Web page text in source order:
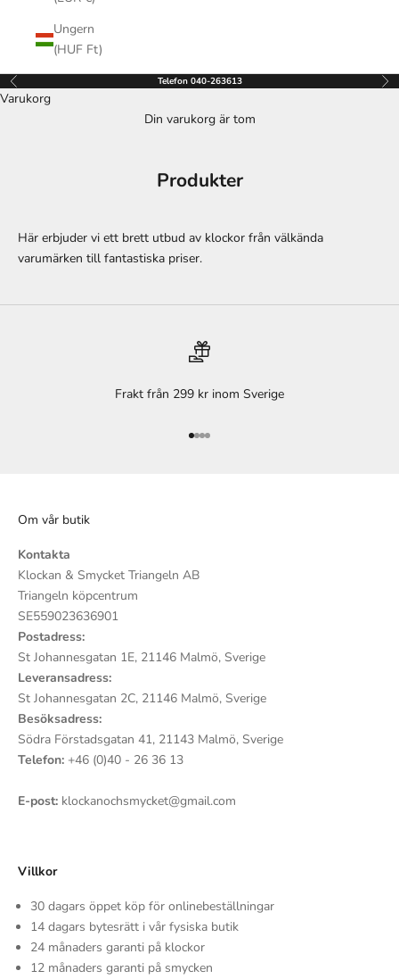
Ungern
(HUF Ft)
Föregående Telefon 040-263613
Varukorg
Din varukorg är tom
Produkter
Här erbjuder vi ett brett utbud av klockor från välkända
varumärken till fantastiska priser.
Frakt från 299 kr inom Sverige
Gå till 1
Gå till 2
Gå till 3
Gå till 4
Om vår butik
Kontakta
Klockan & Smycket Triangeln AB
Triangeln köpcentrum
SE559023636901
Postadress:
St Johannesgatan 1E, 21146 Malmö, Sverige
Leveransadress:
St Johannesgatan 2C, 21146 Malmö, Sverige
Besöksadress:
Södra Förstadsgatan 41, 21143 Malmö, Sverige
Telefon: +46 (0)40 - 26 36 13
E-post: klockanochsmycket@gmail.com
Villkor
30 dagars öppet köp för onlinebeställningar
14 dagars bytesrätt i vår fysiska butik
24 månaders garanti på klockor
12 månaders garanti på smycken